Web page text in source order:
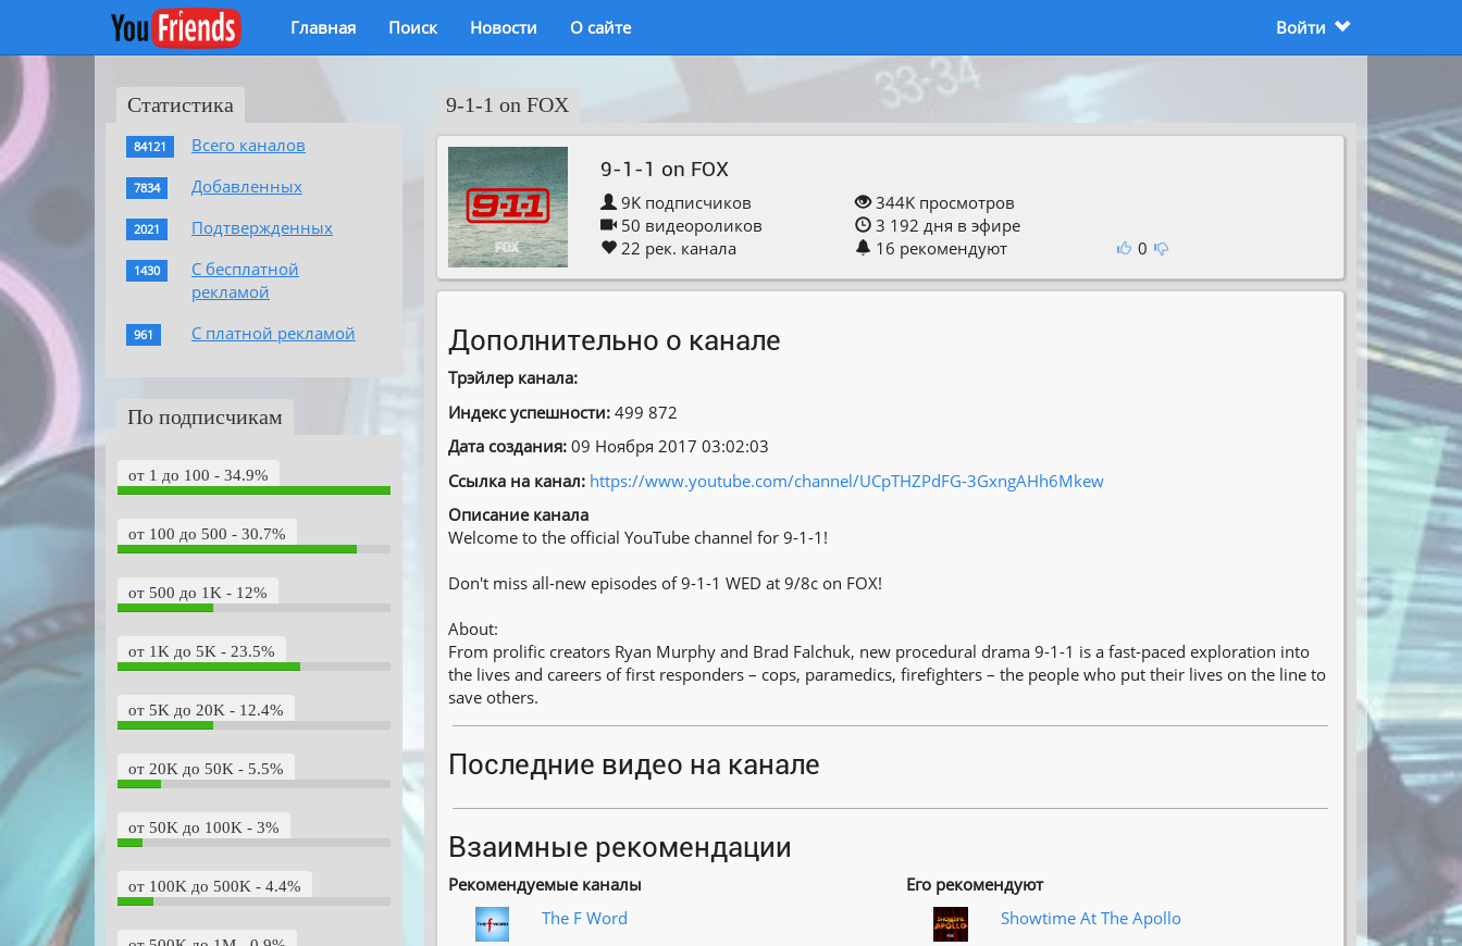
Главная Поиск Новости О сайте Войти
Статистика
84121 Всего каналов
7834 Добавленных
2021 Подтвержденных
1430
С бесплатной
рекламой
961 С платной рекламой
По подписчикам
от 1 до 100 - 34.9%
от 100 до 500 - 30.7%
от 500 до 1K - 12%
от 1K до 5K - 23.5%
от 5K до 20K - 12.4%
от 20K до 50K - 5.5%
от 50K до 100K - 3%
от 100K до 500K - 4.4%
9-1-1 on FOX
9-1-1 on FOX
9K подписчиков
50 видеороликов
22 рек. канала
344K просмотров
3 192дня в эфире
16 рекомендуют 0
Дополнительно о канале
Трэйлер канала:
Индекс успешности:499 872
Дата создания:09 Ноября 2017 03:02:03
Ссылка на канал: https://www.youtube.com/channel/UCpTHZPdFG-3GxngAHh6Mkew
Описание канала
Welcome to the official YouTube channel for 9-1-1!
Don′t miss all-new episodes of 9-1-1 WED at 9/8c on FOX!
About:
From prolific creators Ryan Murphy and Brad Falchuk, new procedural drama 9-1-1 is a fast-paced exploration into
the lives and careers of first responders – cops, paramedics, firefighters – the people who put their lives on the line to
save others.
Последние видео на канале
Взаимные рекомендации
Рекомендуемые каналы
The F Word
Его рекомендуют
Showtime At The Apollo